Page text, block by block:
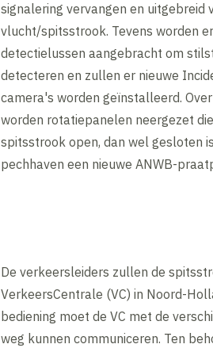
signalering vervangen en uitgebreid
vlucht/spitsstrook. Tevens worden
detectielussen aangebracht om
detecteren en zullen er nieuwe
camera's worden geïnstalleerd.
worden rotatiepanelen neergezet
spitsstrook open, dan wel gesloten
pechhaven een nieuwe ANWB-
De verkeersleiders zullen de
VerkeersCentrale (VC) in Noord-
bediening moet de VC met de
weg kunnen communiceren. Ten